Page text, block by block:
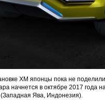
XM японцы пока не
начнется в октябре 2017 года
Ява, Индонезия).